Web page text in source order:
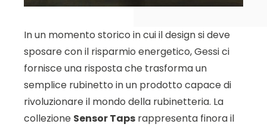
In un momento storico in cui il design si deve
sposare con il risparmio energetico, Gessi ci
fornisce una risposta che trasforma un
semplice rubinetto in un prodotto capace di
rivoluzionare il mondo della rubinetteria. La
collezione Sensor Taps rappresenta finora il